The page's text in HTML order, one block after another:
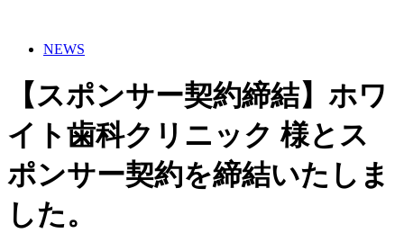
NEWS
【スポンサー契約締結】ホワ
イト歯科クリニック 様とス
ポンサー契約を締結いたしま
した。